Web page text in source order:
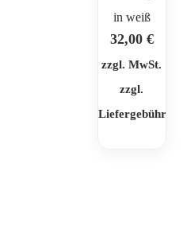
in weiß
32,00 €
zzgl. MwSt.
zzgl.
Liefergebühr